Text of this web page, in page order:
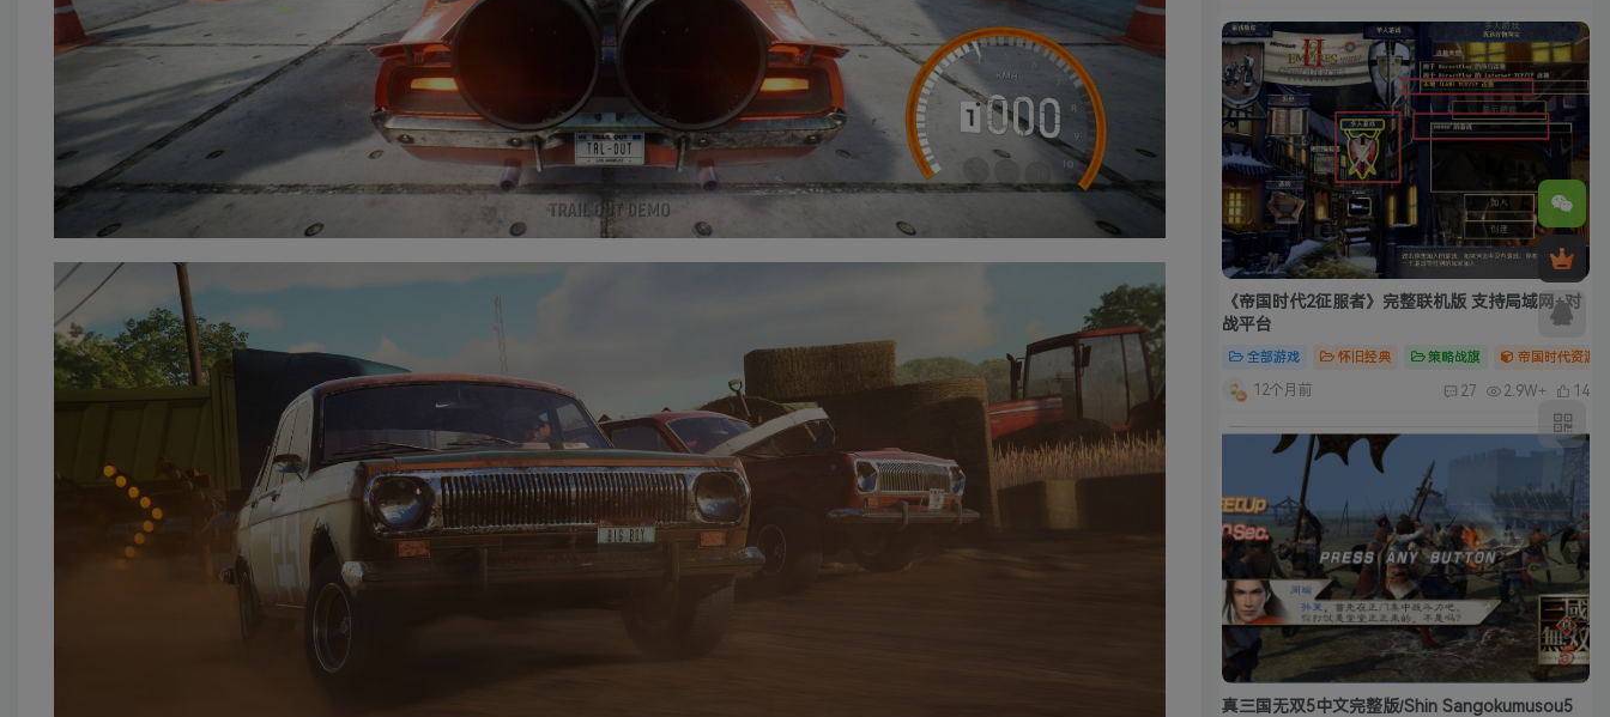
《帝国时代2征服者》完整联机版 支持局域网+对
战平台
全部游戏 怀旧经典 策略战旗 帝国时代资源
12个月前 27 2.9W+ 14
真三国无双5中文完整版/Shin Sangokumusou5